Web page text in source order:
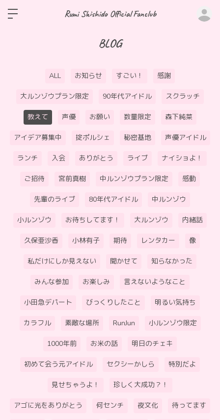
Rumi Shishido Official Fanclub
BLOG
ALL お知らせ すごい！ 感謝
大ルンゾウプラン限定 90年代アイドル スクラッチ
教えて 声優 お願い 数量限定 森下純菜
アイデア募集中 掟ポルシェ 秘密基地 声優アイドル
ランチ 入会 ありがとう ライブ ナイショよ！
ご招待 宮前真樹 中ルンゾウプラン限定 感動
先輩のライブ 80年代アイドル 中ルンゾウ
小ルンゾウ お待ちしてます！ 大ルンゾウ 内緒話
久保亜沙香 小林有子 期待 レンタカー 像
私だけにしか見えない 聞かせて 知らなかった
みんな参加 お楽しみ 言えないようなこと
小田急デパート びっくりしたこと 明るい気持ち
カラフル 素敵な場所 RunJun 小ルンゾウ限定
1000年前 お米の話 明日のチェキ
初めて会う元アイドル セクシーかしら 特別だよ
見せちゃうよ！ 珍しく大成功？！
アゴに光をありがとう 何センチ 夜文化 待ってます